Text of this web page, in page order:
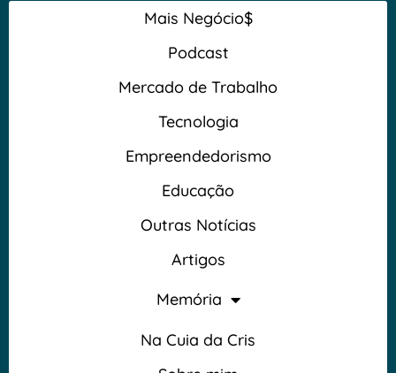
Mais Negócio$
Podcast
Mercado de Trabalho
Tecnologia
Empreendedorismo
Educação
Outras Notícias
Artigos
Memória
Na Cuia da Cris